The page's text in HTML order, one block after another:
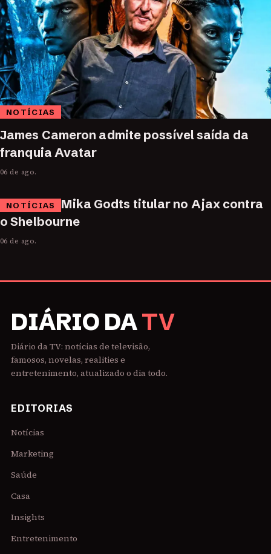
NOTÍCIAS
James Cameron admite possível saída da
franquia Avatar
06 de ago.
NOTÍCIAS
Mika Godts titular no Ajax contra
o Shelbourne
06 de ago.
DIÁRIO DATV
Diário da TV: notícias de televisão,
famosos, novelas, realities e
entretenimento, atualizado o dia todo.
EDITORIAS
Notícias
Marketing
Saúde
Casa
Insights
Entretenimento